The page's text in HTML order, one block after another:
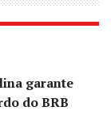
garante
do BRB